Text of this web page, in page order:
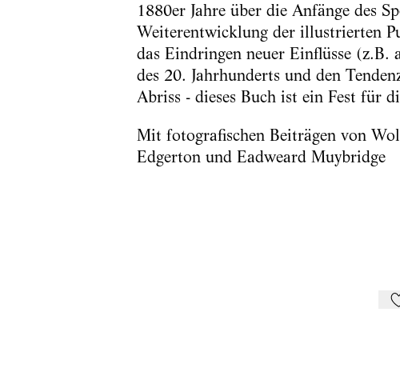
1880er Jahre über die Anfänge des
Weiterentwicklung der illustrierten
das Eindringen neuer Einflüsse
des 20. Jahrhunderts und den
Abriss - dieses Buch ist ein Fest für
Mit fotografischen Beiträgen von
Edgerton und Eadweard Muybridge